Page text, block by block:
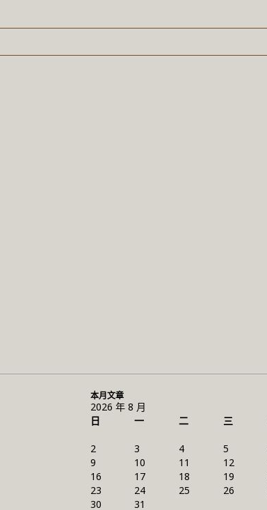
本月文章
2026 年 8 月
日
一 二 三
2
3 4 5
9
10 11 12
16
17 18 19
23
24 25 26
30
31